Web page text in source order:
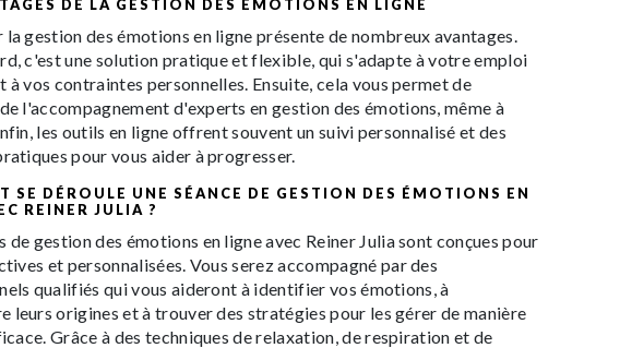
DE LA GESTION DES ÉMOTIONS EN LIGNE
gestion des émotions en ligne présente de nombreux avantages.
c'est une solution pratique et flexible, qui s'adapte à votre emploi
à vos contraintes personnelles. Ensuite, cela vous permet de
l'accompagnement d'experts en gestion des émotions, même à
les outils en ligne offrent souvent un suivi personnalisé et des
pour vous aider à progresser.
SE DÉROULE UNE SÉANCE DE GESTION DES ÉMOTIONS EN
REINER JULIA ?
de gestion des émotions en ligne avec Reiner Julia sont conçues pour
et personnalisées. Vous serez accompagné par des
qualifiés qui vous aideront à identifier vos émotions, à
leurs origines et à trouver des stratégies pour les gérer de manière
Grâce à des techniques de relaxation, de respiration et de